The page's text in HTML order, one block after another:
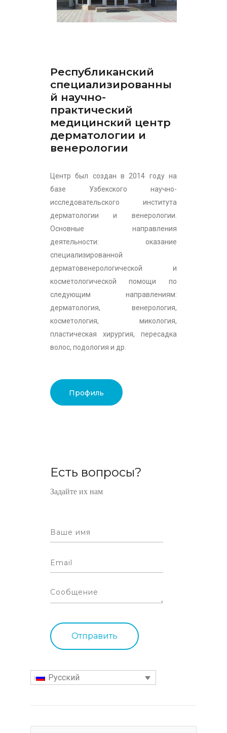
Республиканский
специализированны
й научно-
практический
медицинский центр
дерматологии и
венерологии
Центр был создан в 2014 году на
базе Узбекского научно-
исследовательского института
дерматологии и венерологии.
Основные направления
деятельности: оказание
специализированной
дерматовенерологической и
косметологической помощи по
следующим направлениям:
дерматология, венерология,
косметология, микология,
пластическая хирургия, пересадка
волос, подология и др.
Профиль
Есть вопросы?
Задайте их нам
Русский